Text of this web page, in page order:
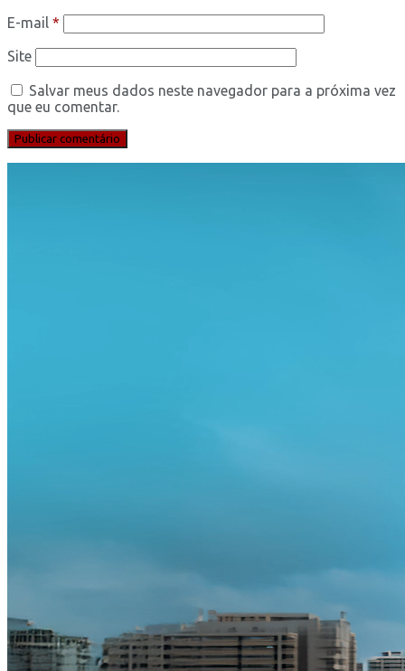
E-mail *
Site
Salvar meus dados neste navegador para a próxima vez
que eu comentar.